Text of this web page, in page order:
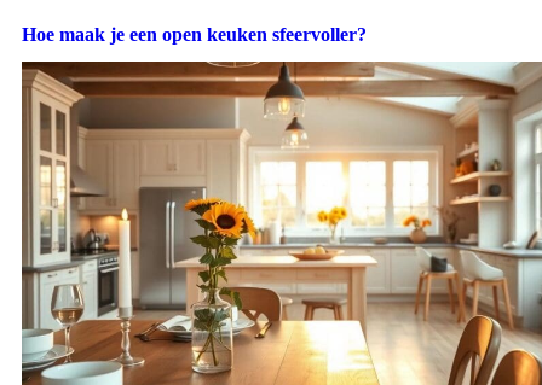
Hoe maak je een open keuken sfeervoller?